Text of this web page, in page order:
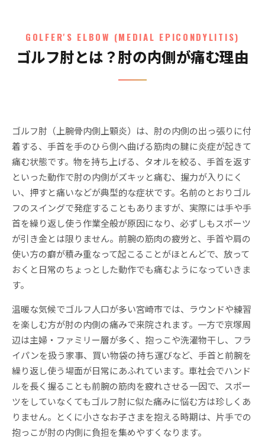
GOLFER'S ELBOW (MEDIAL EPICONDYLITIS)
ゴルフ肘とは？肘の内側が痛む理由
ゴルフ肘（上腕骨内側上顆炎）は、肘の内側の出っ張りに付
着する、手首を手のひら側へ曲げる筋肉の腱に炎症が起きて
痛む状態です。物を持ち上げる、タオルを絞る、手首を返す
といった動作で肘の内側がズキッと痛む、握力が入りにく
い、押すと痛いなどが典型的な症状です。名前のとおりゴル
フのスイングで発症することもありますが、実際には手や手
首を繰り返し使う作業全般が原因になり、必ずしもスポーツ
が引き金とは限りません。前腕の筋肉の疲労と、手首や肩の
使い方の癖が積み重なって起こることがほとんどで、放って
おくと日常のちょっとした動作でも痛むようになっていきま
す。
温暖な気候でゴルフ人口が多い宮崎市では、ラウンドや練習
を楽しむ方が肘の内側の痛みで来院されます。一方で京塚周
辺は主婦・ファミリー層が多く、抱っこや洗濯物干し、フラ
イパンを扱う家事、買い物袋の持ち運びなど、手首と前腕を
繰り返し使う場面が日常にあふれています。車社会でハンド
ルを長く握ることも前腕の筋肉を疲れさせる一因で、スポー
ツをしていなくてもゴルフ肘に似た痛みに悩む方は珍しくあ
りません。とくに小さなお子さまを抱える時期は、片手での
抱っこが肘の内側に負担を集めやすくなります。